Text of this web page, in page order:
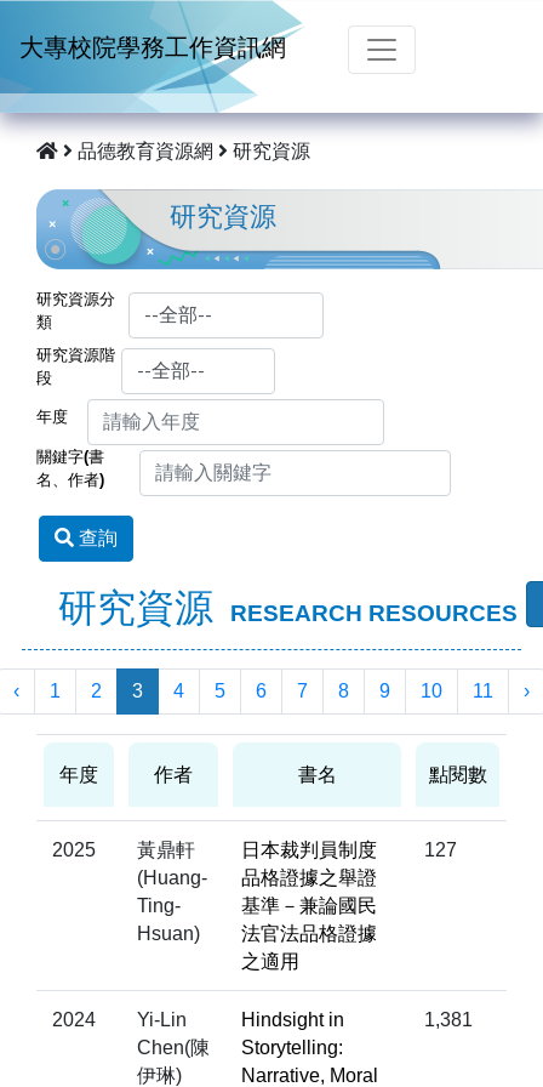
大專校院學務工作資訊網
品德教育資源網 研究資源
研究資源
研究資源分
類
研究資源階
段
年度
關鍵字(書
名、作者)
查詢
研究資源 RESEARCH RESOURCES
‹ 1 2 3 4 5 6 7 8 9 10 11 ›
年度 作者 書名 點閱數
2025
黃鼎軒
(Huang-
Ting-
Hsuan)
日本裁判員制度
品格證據之舉證
基準－兼論國民
法官法品格證據
之適用
127
2024
Yi-Lin
Chen(陳
伊琳)
Hindsight in
Storytelling:
Narrative, Moral
1,381